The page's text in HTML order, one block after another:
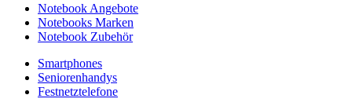
Notebook Angebote
Notebooks Marken
Notebook Zubehör
Smartphones
Seniorenhandys
Festnetztelefone